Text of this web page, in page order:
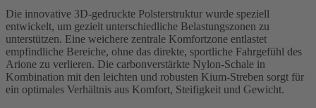
Die innovative 3D-gedruckte Polsterstruktur wurde speziell
entwickelt, um gezielt unterschiedliche Belastungszonen zu
unterstützen. Eine weichere zentrale Komfortzone entlastet
empfindliche Bereiche, ohne das direkte, sportliche Fahrgefühl des
Arione zu verlieren. Die carbonverstärkte Nylon-Schale in
Kombination mit den leichten und robusten Kium-Streben sorgt für
ein optimales Verhältnis aus Komfort, Steifigkeit und Gewicht.